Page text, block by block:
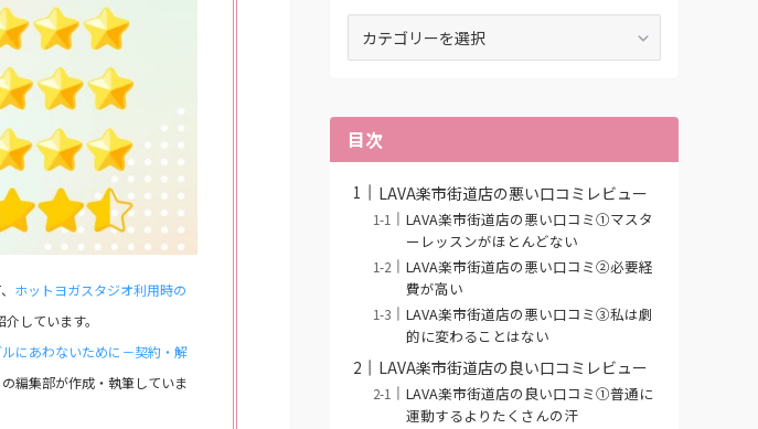
ホットヨガスタジオ利用時の
しています。
にあわないために－契約・解
編集部が作成・執筆していま
ー
目次
LAVA楽市街道店の悪い口コミレビュー
LAVA楽市街道店の悪い口コミ①マスタ
ーレッスンがほとんどない
LAVA楽市街道店の悪い口コミ②必要経
費が高い
LAVA楽市街道店の悪い口コミ③私は劇
的に変わることはない
LAVA楽市街道店の良い口コミレビュー
LAVA楽市街道店の良い口コミ①普通に
運動するよりたくさんの汗